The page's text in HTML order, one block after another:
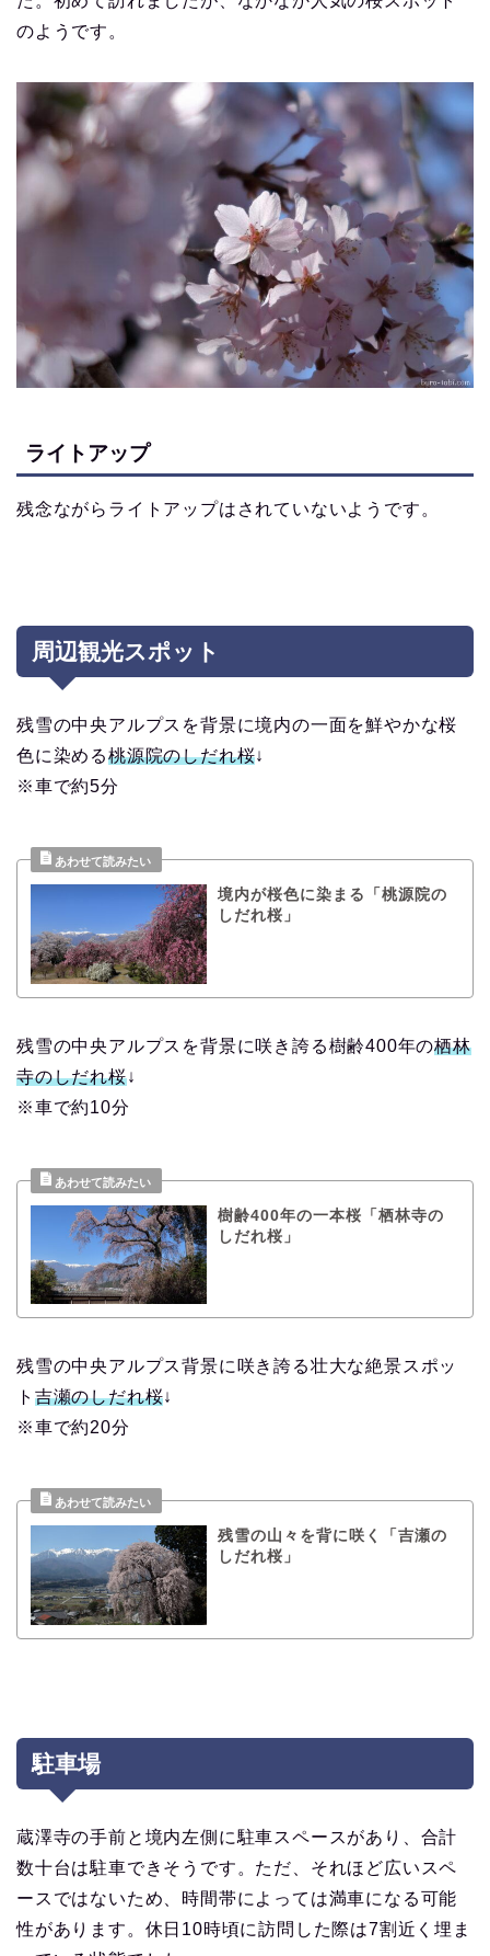
のようです。
ライトアップ
残念ながらライトアップはされていないようです。
周辺観光スポット
残雪の中央アルプスを背景に境内の一面を鮮やかな桜
色に染める桃源院のしだれ桜↓
※車で約5分
境内が桜色に染まる「桃源院の
しだれ桜」
残雪の中央アルプスを背景に咲き誇る樹齢400年の栖林
寺のしだれ桜↓
※車で約10分
樹齢400年の一本桜「栖林寺の
しだれ桜」
残雪の中央アルプス背景に咲き誇る壮大な絶景スポッ
ト 吉瀬のしだれ桜↓
※車で約20分
残雪の山々を背に咲く「吉瀬の
しだれ桜」
駐車場
蔵澤寺の手前と境内左側に駐車スペースがあり、合計
数十台は駐車できそうです。ただ、それほど広いスペ
ースではないため、時間帯によっては満車になる可能
性があります。休日10時頃に訪問した際は7割近く埋ま